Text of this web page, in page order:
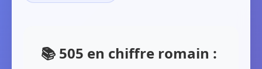
📚 505 en chiffre romain :